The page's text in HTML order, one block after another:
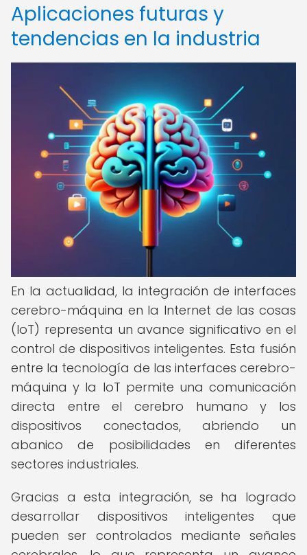
Aplicaciones futuras y
tendencias en la industria
En la actualidad, la integración de interfaces
cerebro-máquina en la Internet de las cosas
(IoT) representa un avance significativo en el
control de dispositivos inteligentes. Esta fusión
entre la tecnología de las interfaces cerebro-
máquina y la IoT permite una comunicación
directa entre el cerebro humano y los
dispositivos conectados, abriendo un
abanico de posibilidades en diferentes
sectores industriales.
Gracias a esta integración, se ha logrado
desarrollar dispositivos inteligentes que
pueden ser controlados mediante señales